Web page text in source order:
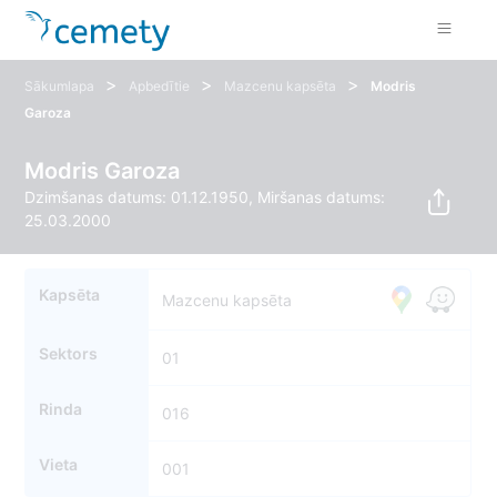
Sākumlapa > Apbedītie > Mazcenu kapsēta >
Modris
Garoza
Modris Garoza
Dzimšanas datums: 01.12.1950, Miršanas datums:
25.03.2000
Kapsēta Mazcenu kapsēta
Sektors 01
Rinda 016
Vieta 001